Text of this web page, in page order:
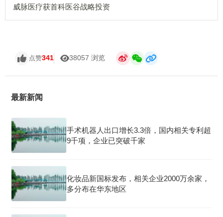
威脉医疗获首科医谷战略投资
点赞341 38057 浏览
最新新闻
手术机器人出口增长3.3倍，国内相关专利超
9千项，企业已突破千家
化妆品新国标发布，相关企业2000万余家，
多分布在华东地区